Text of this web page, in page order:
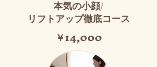
本気の小顔/
リフトアップ徹底コース
​￥14,000